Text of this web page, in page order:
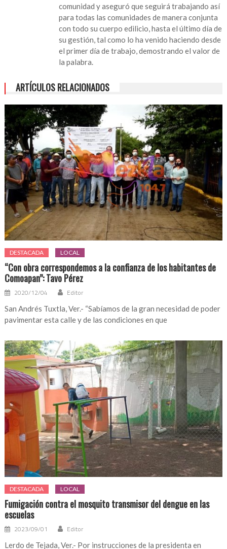
comunidad y aseguró que seguirá trabajando así
para todas las comunidades de manera conjunta
con todo su cuerpo edilicio, hasta el último día de
su gestión, tal como lo ha venido haciendo desde
el primer día de trabajo, demostrando el valor de
la palabra.
ARTÍCULOS RELACIONADOS
DESTACADA LOCAL
“Con obra correspondemos a la confianza de los habitantes de
Comoapan”: Tavo Pérez
2020/12/04 Editor
San Andrés Tuxtla, Ver.- “Sabíamos de la gran necesidad de poder
pavimentar esta calle y de las condiciones en que
DESTACADA LOCAL
Fumigación contra el mosquito transmisor del dengue en las
escuelas
2023/09/01 Editor
Lerdo de Tejada, Ver.- Por instrucciones de la presidenta en